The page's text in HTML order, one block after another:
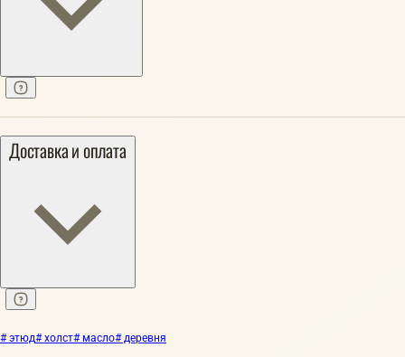
Доставка и оплата
# этюд# холст# масло# деревня